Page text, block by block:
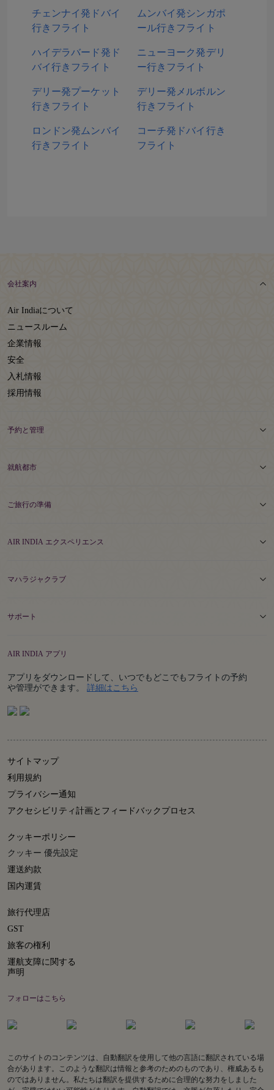
チェンナイ発ドバイ
行きフライト
ムンバイ発シンガポ
ール行きフライト
ハイデラバード発ド
バイ行きフライト
ニューヨーク発デリ
ー行きフライト
デリー発プーケット
行きフライト
デリー発メルボルン
行きフライト
ロンドン発ムンバイ
行きフライト
コーチ発ドバイ行き
フライト
会社案内
Air Indiaについて
ニュースルーム
企業情報
安全
入札情報
採用情報
予約と管理
就航都市
ご旅行の準備
AIR INDIA エクスペリエンス
マハラジャクラブ
サポート
AIR INDIA アプリ
アプリをダウンロードして、いつでもどこでもフライトの予約
や管理ができます。 詳細はこちら
サイトマップ
利用規約
プライバシー通知
アクセシビリティ計画とフィードバックプロセス
クッキーポリシー
クッキー 優先設定
運送約款
国内運賃
旅行代理店
GST
旅客の権利
運航支障に関する
声明
フォローはこちら
このサイトのコンテンツは、自動翻訳を使用して他の言語に翻訳されている場
合があります。このような翻訳は情報と参考のためのものであり、権威あるも
のではありません。私たちは翻訳を提供するために合理的な努力をしました